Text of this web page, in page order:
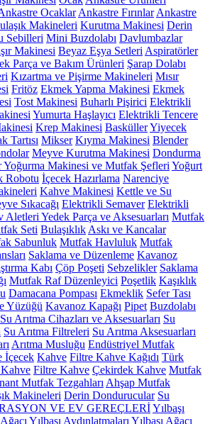
Ocaklar Ankastre Fırınlar Ankastre
Makineleri Kurutma Makinesi Derin
Sebilleri Mini Buzdolabı Davlumbazlar
Makinesi Beyaz Eşya Setleri Aspiratörler
Parça ve Bakım Ürünleri Şarap Dolabı
Kızartma ve Pişirme Makineleri Mısır
Fritöz Ekmek Yapma Makinesi Ekmek
Tost Makinesi Buharlı Pişirici Elektrikli
Yumurta Haşlayıcı Elektrikli Tencere
Krep Makinesi BasküllerYiyecek
Tartısı Mikser Kıyma Makinesi Blender
Meyve Kurutma Makinesi Dondurma
Yoğurma Makinesi ve Mutfak Şefleri Yoğurt
Robotu İçecek Hazırlama Narenciye
Kahve Makinesi Kettle ve Su
Sıkacağı Elektrikli Semaver Elektrikli
Yedek Parça ve Aksesuarları Mutfak
Seti Bulaşıklık Askı ve Kancalar
Sabunluk Mutfak Havluluk Mutfak
Saklama ve Düzenleme Kavanoz
Kabı Çöp Poşeti Sebzelikler Saklama
Mutfak Raf Düzenleyici Poşetlik Kaşıklık
Damacana Pompası Ekmeklik Sefer Tası
Yüzüğü Kavanoz Kapağı Pipet Buzdolabı
Su Arıtma Cihazları ve Aksesuarları Su
Su Arıtma Filtreleri Su Arıtma Aksesuarları
Arıtma Musluğu Endüstriyel Mutfak
İçecek Kahve Filtre Kahve Kağıdı Türk
Filtre Kahve Çekirdek Kahve Mutfak
Mutfak Tezgahları Ahşap Mutfak
Makineleri Derin Dondurucular Su
VE EV GEREÇLERİYılbaşı
Yılbaşı Aydınlatmaları Yılbaşı Ağacı